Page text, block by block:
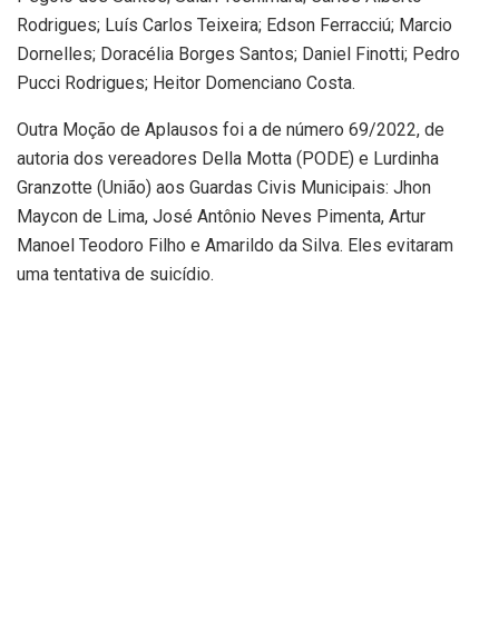
Rodrigues; Luís Carlos Teixeira; Edson Ferracciú; Marcio
Dornelles; Doracélia Borges Santos; Daniel Finotti; Pedro
Pucci Rodrigues; Heitor Domenciano Costa.
Outra Moção de Aplausos foi a de número 69/2022, de
autoria dos vereadores Della Motta (PODE) e Lurdinha
Granzotte (União) aos Guardas Civis Municipais: Jhon
Maycon de Lima, José Antônio Neves Pimenta, Artur
Manoel Teodoro Filho e Amarildo da Silva. Eles evitaram
uma tentativa de suicídio.